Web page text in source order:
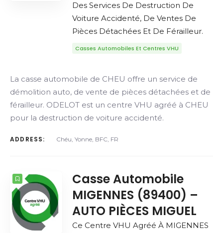
Des Services De Destruction De
Voiture Accidenté, De Ventes De
Pièces Détachées Et De Férailleur.
Casses Automobiles Et Centres VHU
La casse automobile de CHEU offre un service de
démolition auto, de vente de pièces détachées et de
férailleur. ODELOT est un centre VHU agréé à CHEU
pour la destruction de voiture accidenté.
ADDRESS: Chéu, Yonne, BFC, FR
Casse Automobile
MIGENNES (89400) –
AUTO PIÈCES MIGUEL
Ce Centre VHU Agréé À MIGENNES